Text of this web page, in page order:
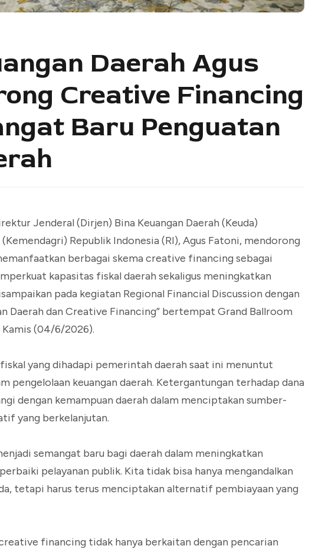
Daerah Agus
Creative Financing
Baru Penguatan
Jenderal (Dirjen) Bina Keuangan Daerah (Keuda)
Republik Indonesia (RI), Agus Fatoni, mendorong
berbagai skema creative financing sebagai
kapasitas fiskal daerah sekaligus meningkatkan
pada kegiatan Regional Financial Discussion dengan
Daerah dan Creative Financing” bertempat Grand Ballroom
(04/6/2026).
yang dihadapi pemerintah daerah saat ini menuntut
pengelolaan keuangan daerah. Ketergantungan terhadap dana
dengan kemampuan daerah dalam menciptakan sumber-
yang berkelanjutan.
semangat baru bagi daerah dalam meningkatkan
pelayanan publik. Kita tidak bisa hanya mengandalkan
tetapi harus terus menciptakan alternatif pembiayaan yang
financing tidak hanya berkaitan dengan pencarian